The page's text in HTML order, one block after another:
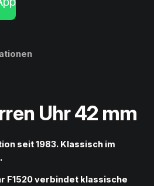
Uhr 42 mm
seit 1983. Klassisch im
F1520verbindet klassische